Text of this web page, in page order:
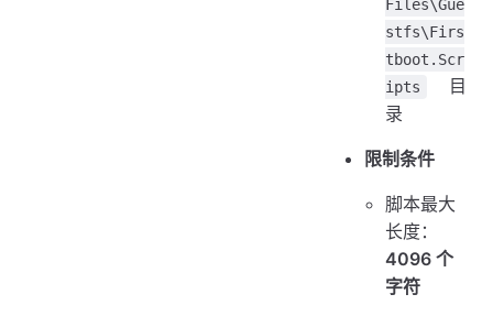
Files\Gue
stfs\Firs
tboot.Scr
ipts
目
录
限制条件
脚本最大
长度：
4096 个
字符